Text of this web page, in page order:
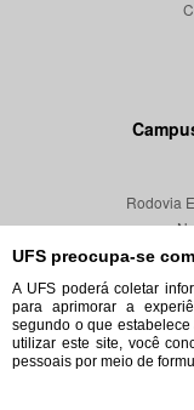
UFS preocupa-se
A UFS poderá coletar
para aprimorar a
segundo o que estabelece
utilizar este site, você
pessoais por meio de
Rodovia